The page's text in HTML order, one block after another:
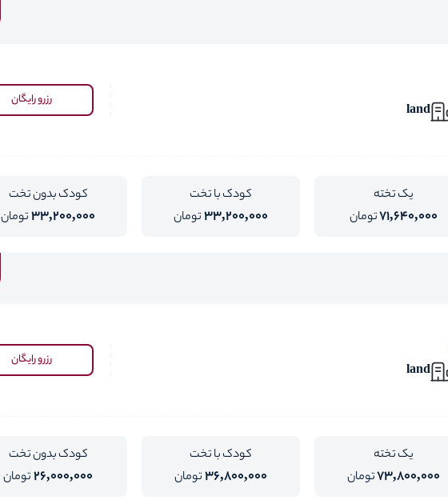
land
رزرو رایگان
یک تخته
71,640,000تومان
کودک با تخت
33,200,000تومان
کودک بدون تخت
33,200,000تومان
land
رزرو رایگان
یک تخته
73,800,000تومان
کودک با تخت
36,800,000تومان
کودک بدون تخت
26,000,000تومان